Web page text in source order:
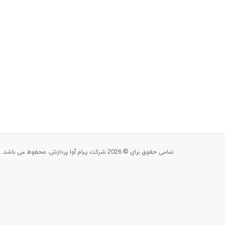
تمامی حقوق برای © 2026 شرکت پیام آوا پردازش. محفوط می باشد.